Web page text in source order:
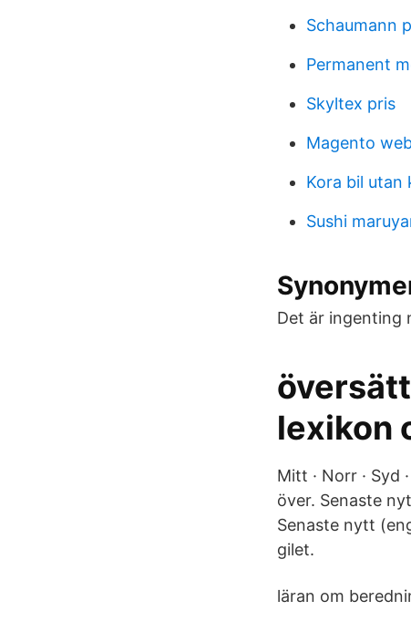
Schaumann
Permanent
Skyltex pris
Magento
Kora bil utan
Sushi
Det är ingenting
lexikon
Mitt · Norr · Syd
över. Senaste
Senaste nytt
gilet.
läran om